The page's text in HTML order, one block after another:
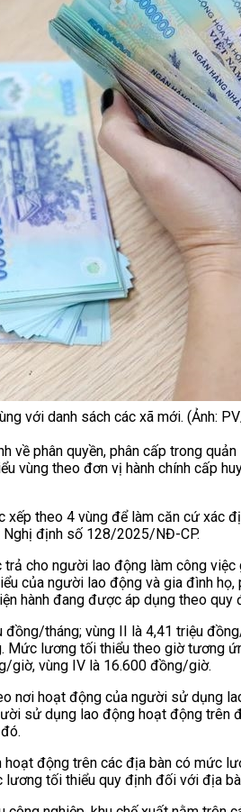
với danh sách các xã mới. (Ảnh:
phân quyền, phân cấp trong
vùng theo đơn vị hành chính cấp
xếp theo 4 vùng để làm căn cứ xác
định số 128/2025/NĐ-CP.
cho người lao động làm công
của người lao động và gia đình họ,
hành đang được áp dụng theo
tháng; vùng II là 4,41 triệu
Mức lương tối thiểu theo giờ tương
giờ, vùng IV là 16.600 đồng/giờ.
nơi hoạt động của người sử dụng
sử dụng lao động hoạt động trên
động trên các địa bàn có mức
lương tối thiểu quy định đối với địa